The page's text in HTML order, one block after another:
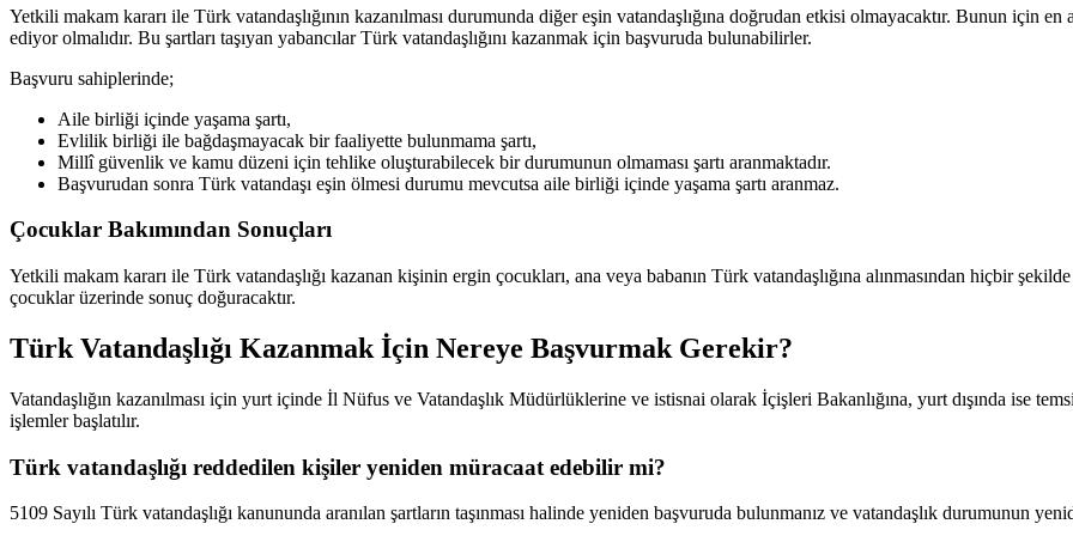
Yetkili makam kararı ile Türk vatandaşlığının kazanılması durumunda diğer eşin vatandaşlığına doğrudan etkisi olmayacaktır. Bunun için
ediyor olmalıdır. Bu şartları taşıyan yabancılar Türk vatandaşlığını kazanmak için başvuruda bulunabilirler.
Başvuru sahiplerinde;
Aile birliği içinde yaşama şartı,
Evlilik birliği ile bağdaşmayacak bir faaliyette bulunmama şartı,
Millî güvenlik ve kamu düzeni için tehlike oluşturabilecek bir durumunun olmaması şartı aranmaktadır.
Başvurudan sonra Türk vatandaşı eşin ölmesi durumu mevcutsa aile birliği içinde yaşama şartı aranmaz.
Çocuklar Bakımından Sonuçları
Yetkili makam kararı ile Türk vatandaşlığı kazanan kişinin ergin çocukları, ana veya babanın Türk vatandaşlığına alınmasından hiçbir
çocuklar üzerinde sonuç doğuracaktır.
Türk Vatandaşlığı Kazanmak İçin Nereye Başvurmak Gerekir?
Vatandaşlığın kazanılması için yurt içinde İl Nüfus ve Vatandaşlık Müdürlüklerine ve istisnai olarak İçişleri Bakanlığına, yurt dışında ise
işlemler başlatılır.
Türk vatandaşlığı reddedilen kişiler yeniden müracaat edebilir mi?
5109 Sayılı Türk vatandaşlığı kanununda aranılan şartların taşınması halinde yeniden başvuruda bulunmanız ve vatandaşlık durumunun